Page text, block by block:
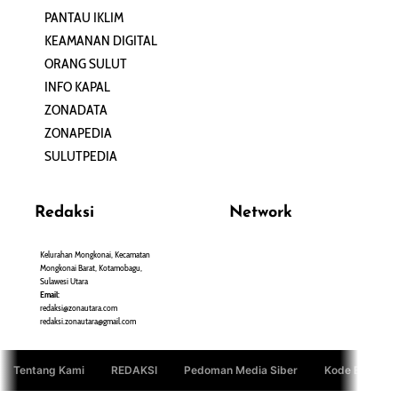
PANTAU IKLIM
KEAMANAN DIGITAL
ORANG SULUT
INFO KAPAL
ZONADATA
ZONAPEDIA
SULUTPEDIA
Redaksi
Kelurahan Mongkonai, Kecamatan
Mongkonai Barat, Kotamobagu,
Sulawesi Utara
Email:
redaksi@zonautara.com
redaksi.zonautara@gmail.com
Network
Tentang Kami REDAKSI Pedoman Media Siber Kode Etik